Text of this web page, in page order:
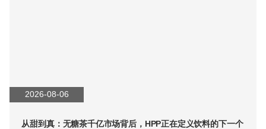
2026-08-06
从甜到真：无糖茶千亿市场背后，HPP正在定义饮料的下一个